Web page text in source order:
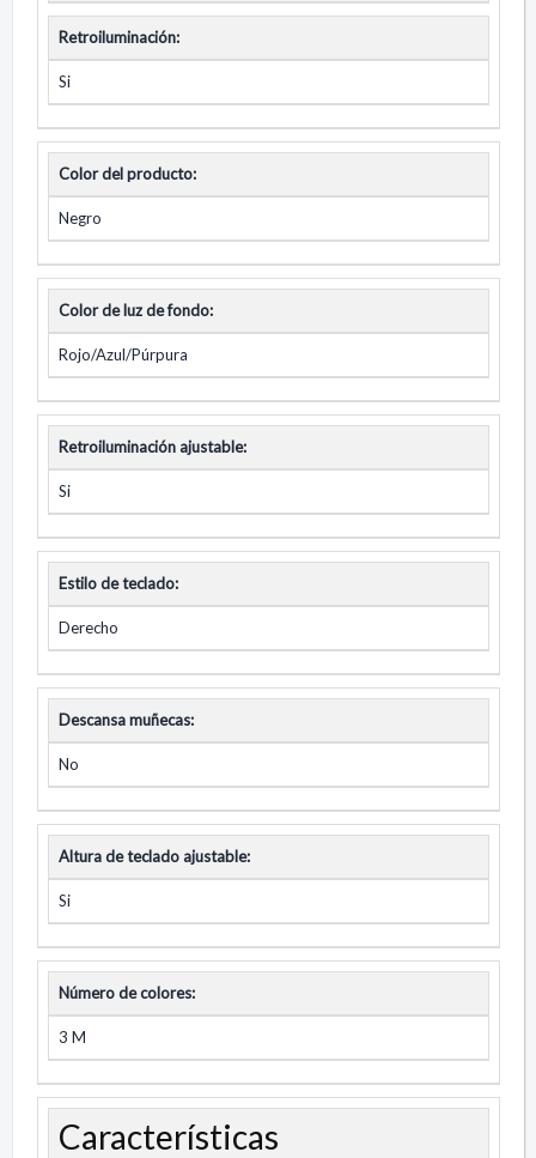
Retroiluminación:
Si
Color del producto:
Negro
Color de luz de fondo:
Rojo/Azul/Púrpura
Retroiluminación ajustable:
Si
Estilo de teclado:
Derecho
Descansa muñecas:
No
Altura de teclado ajustable:
Si
Número de colores:
3 M
Características